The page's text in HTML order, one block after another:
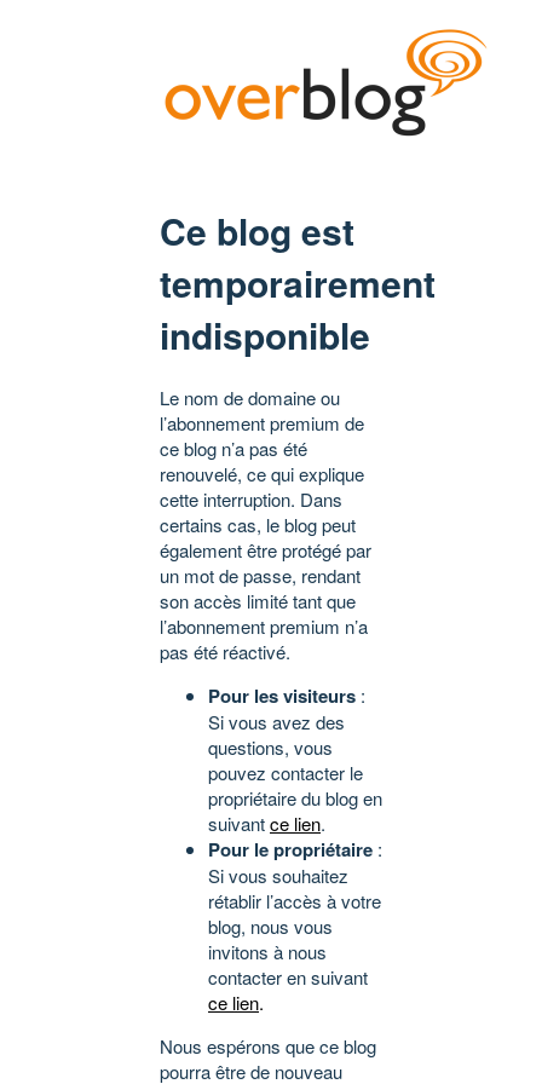
Ce blog est
temporairement
indisponible
Le nom de domaine ou
l’abonnement premium de
ce blog n’a pas été
renouvelé, ce qui explique
cette interruption. Dans
certains cas, le blog peut
également être protégé par
un mot de passe, rendant
son accès limité tant que
l’abonnement premium n’a
pas été réactivé.
Pour les visiteurs :
Si vous avez des
questions, vous
pouvez contacter le
propriétaire du blog en
suivantce lien.
Pour le propriétaire :
Si vous souhaitez
rétablir l’accès à votre
blog, nous vous
invitons à nous
contacter en suivant
ce lien.
Nous espérons que ce blog
pourra être de nouveau